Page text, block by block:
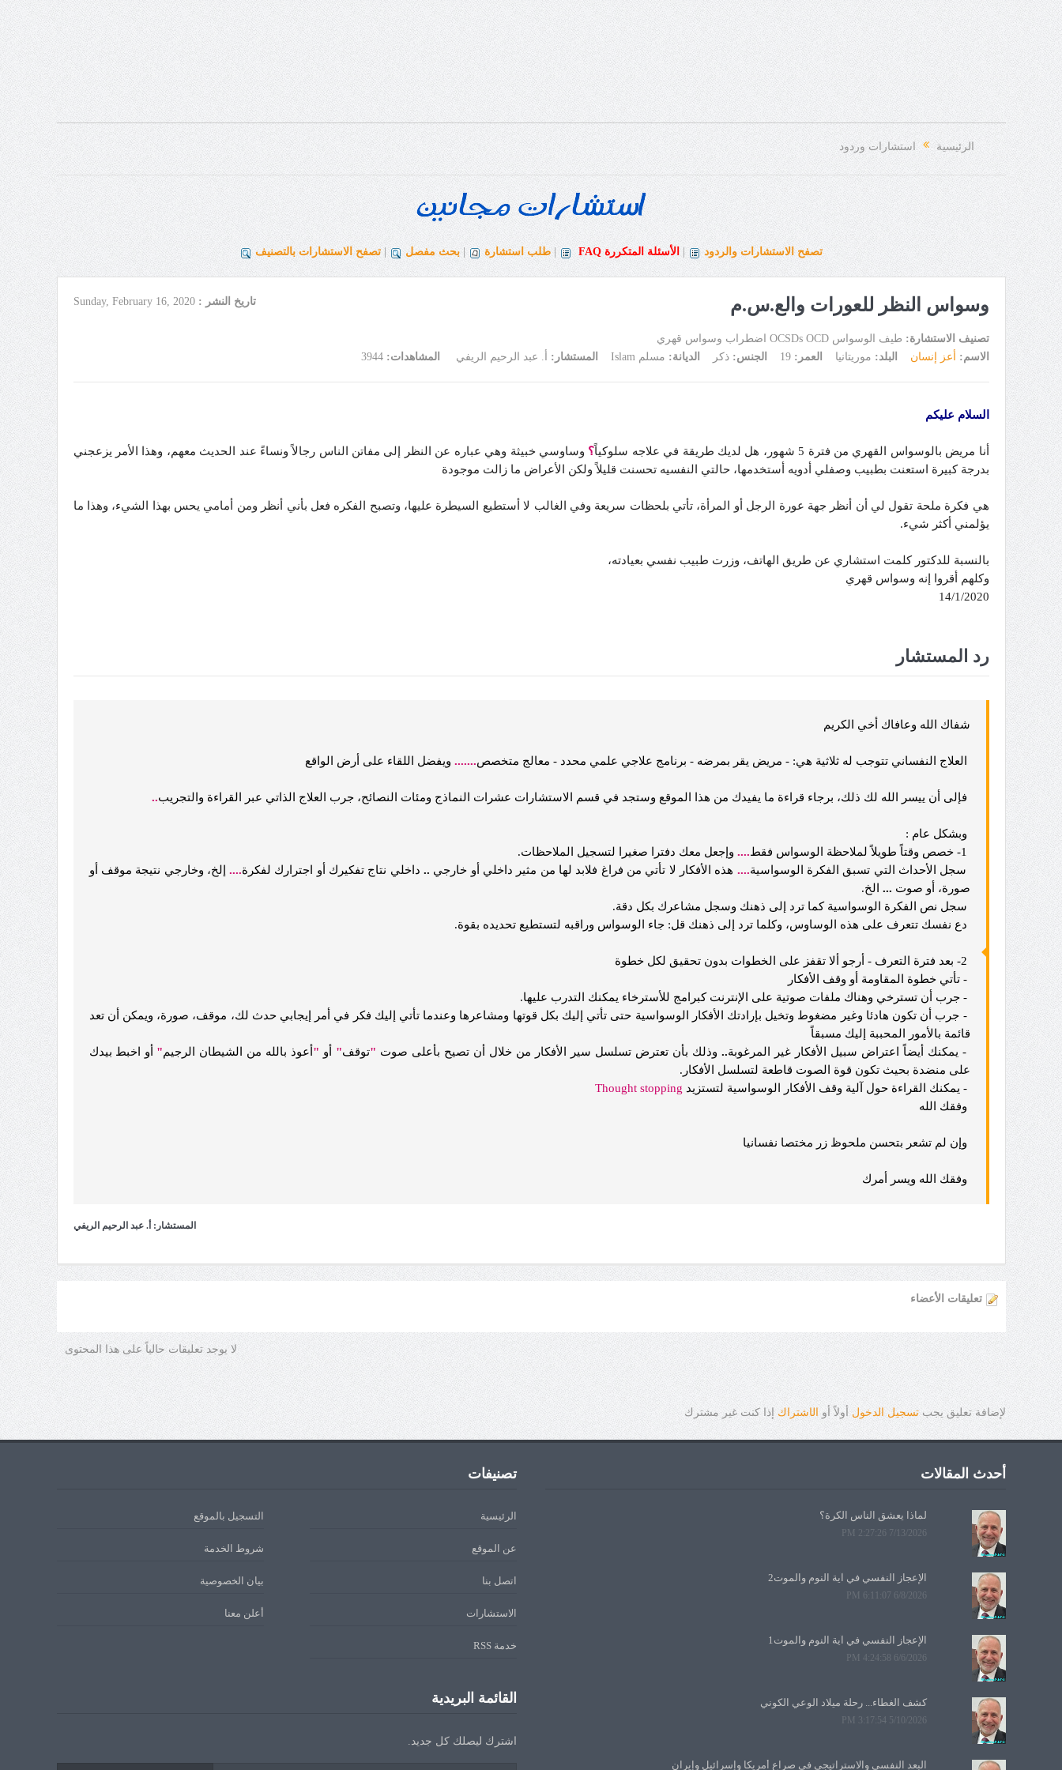
الرئيسية استشارات وردود
تصفح الاستشارات والردود الأسئلة المتكررة FAQ طلب استشارة | بحث مفصل | تصفح الاستشارات بالتصنيف
وسواس النظر للعورات والع.س.م تاريخ النشر :Sunday, February 16, 2020
تصنيف الاستشارة: طيف الوسواس OCSDs OCD اضطراب وسواس قهري
الاسم:
أعز إنسان البلد: موريتانيا العمر:19 الجنس:ذكر الديانة: مسلم Islam المستشار: أ. عبد الرحيم الريفي المشاهدات:3944
السلام عليكم
أنا مريض بالوسواس القهري من فترة 5 شهور، هل لديك طريقة في علاجه سلوكياً ؟ وساوسي خبيثة وهي عباره عن النظر إلى مفاتن الناس رجالاً ونساءً عند الحديث معهم، وهذا الأمر يزعجني
بدرجة كبيرة استعنت بطبيب وصفلي أدويه أستخدمها، حالتي النفسيه تحسنت قليلاً ولكن الأعراض ما زالت موجودة
هي فكرة ملحة تقول لي أن أنظر جهة عورة الرجل أو المرأة، تأتي بلحظات سريعة وفي الغالب لا أستطيع السيطرة عليها، وتصبح الفكره فعل بأني أنظر ومن أمامي يحس بهذا الشيء، وهذا ما
يؤلمني أكثر شيء.
بالنسبة للدكتور كلمت استشاري عن طريق الهاتف، وزرت طبيب نفسي بعيادته،
وكلهم أقروا إنه وسواس قهري
14/1/2020
رد المستشار
شفاك الله وعافاك أخي الكريم
العلاج النفساني تتوجب له ثلاثية هي: - مريض يقر بمرضه - برنامج علاجي علمي محدد - معالج متخصص....... ويفضل اللقاء على أرض الواقع
فإلى أن ييسر الله لك ذلك، برجاء قراءة ما يفيدك من هذا الموقع وستجد في قسم الاستشارات عشرات النماذج ومئات النصائح، جرب العلاج الذاتي عبر القراءة والتجريب..
وبشكل عام :
.... وإجعل معك دفترا صغيرا لتسجيل الملاحظات.
سجل الأحداث التي تسبق الفكرة الوسواسية.... هذه الأفكار لا تأتي من فراغ فلابد لها من مثير داخلي أو خارجي .. داخلي نتاج تفكيرك أو اجترارك لفكرة.... إلخ، وخارجي نتيجة موقف أو
صورة، أو صوت ... الخ.
سجل نص الفكرة الوسواسية كما ترد إلى ذهنك وسجل مشاعرك بكل دقة.
دع نفسك تتعرف على هذه الوساوس، وكلما ترد إلى ذهنك قل: جاء الوسواس وراقبه لتستطيع تحديده بقوة.
- تأتي خطوة المقاومة أو وقف الأفكار
- جرب أن تسترخي وهناك ملفات صوتية على الإنترنت كبرامج للأسترخاء يمكنك التدرب عليها.
- جرب أن تكون هادئا وغير مضغوط وتخيل بإرادتك الأفكار الوسواسية حتى تأتي إليك بكل قوتها ومشاعرها وعندما تأتي إليك فكر في أمر إيجابي حدث لك، موقف، صورة، ويمكن أن تعد
قائمة بالأمور المحببة إليك مسبقاً
- يمكنك أيضاً اعتراض سبيل الأفكار غير المرغوبة.. وذلك بأن تعترض تسلسل سير الأفكار من خلال أن تصيح بأعلى صوت "توقف" أو " أعوذ بالله من الشيطان الرجيم" أو اخبط بيدك
على منضدة بحيث تكون قوة الصوت قاطعة لتسلسل الأفكار.
- يمكنك القراءة حول آلية وقف الأفكار الوسواسية لتستزيد Thought stopping
وفقك الله
وإن لم تشعر بتحسن ملحوظ زر مختصا نفسانيا
وفقك الله ويسر أمرك
المستشار: أ. عبد الرحيم الريفي
تعليقات الأعضاء
لا يوجد تعليقات حالياً على هذا المحتوى
لإضافة تعليق يجبتسجيل الدخول أولاً أو الاشتراك إذا كنت غير مشترك
أحدث المقالات
لماذا يعشق الناس الكرة؟
7/13/2026 2:27:26 PM
الإعجاز النفسي في آية النوم والموت2
6/8/2026 6:11:07 PM
الإعجاز النفسي في آية النوم والموت1
6/6/2026 4:24:58 PM
كشف الغطاء... رحلة ميلاد الوعي الكوني
5/10/2026 3:17:54 PM
البعد النفسي والاستراتيجي في صراع أمريكا وإسرائيل وإيران
تصنيفات
الرئيسية التسجيل بالموقع
عن الموقع شروط الخدمة
اتصل بنا بيان الخصوصية
الاستشارات أعلن معنا
خدمة RSS
القائمة البريدية
اشترك ليصلك كل جديد.